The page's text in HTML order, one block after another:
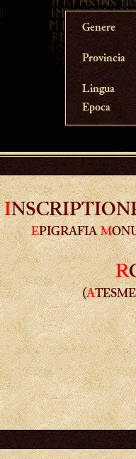
Genere
Provincia
Lingua
Epoca
I
EPIGRAFIAM
R
(A